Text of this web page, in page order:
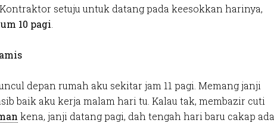
setuju untuk datang pada keesokkan harinya,
10 pagi
depan rumah aku sekitar jam 11 pagi. Memang janji
baik aku kerja malam hari tu. Kalau tak, membazir cuti
kena, janji datang pagi, dah tengah hari baru cakap ada